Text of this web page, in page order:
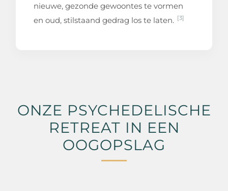
nieuwe, gezonde gewoontes te vormen
en oud, stilstaand gedrag los te laten. [3]
ONZE PSYCHEDELISCHE
RETREAT IN EEN
OOGOPSLAG